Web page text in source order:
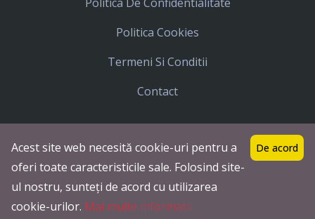
Politica Cookies
Termeni Si Conditii
Contact
Icar Tours
© 2023
Termeni si Conditii
Politica Cookies
Documente Legale
Acest site web necesită cookie-uri pentru a
oferi toate caracteristicile sale. Folosind site-
ul nostru, sunteți de acord cu utilizarea
cookie-urilor. Mai multe informatii
De acord